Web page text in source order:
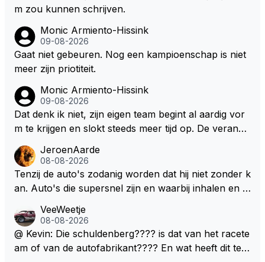
m zou kunnen schrijven.
Monic Armiento-Hissink
09-08-2026
Gaat niet gebeuren. Nog een kampioenschap is niet
meer zijn priotiteit.
Monic Armiento-Hissink
09-08-2026
Dat denk ik niet, zijn eigen team begint al aardig vor
m te krijgen en slokt steeds meer tijd op. De verande
en zullen ben ik bang niet het gewenste effect hebb
en. Mocht het wel zo zijn dan zal het 3 jaar zijn, hoo
guit 5 jaar maar echt niet langer. Vergeet niet, hij hee
em meer plezier gebracht dan de F1 op dit moment.
JeroenAarde
08-08-2026
Tenzij de auto's zodanig worden dat hij niet zonder k
an. Auto's die supersnel zijn en waarbij inhalen en v
ronkende motoren en op de grenzen rijden van de
mogelijkheden. Het ouderwetse racen waarbij de ma
nnen en jongens verdeeld worden. Als deze auto's g
VeeWeetje
08-08-2026
@ Kevin: Die schuldenberg???? is dat van het racete
am of van de autofabrikant???? En wat heeft dit te